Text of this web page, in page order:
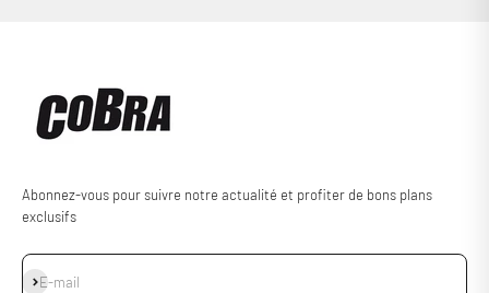
Abonnez-vous pour suivre notre actualité et profiter de bons plans
exclusifs
E-mail
S'inscrire